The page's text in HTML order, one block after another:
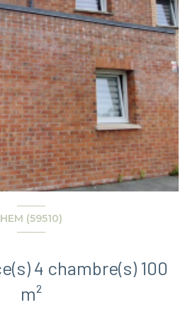
HEM (59510)
m²